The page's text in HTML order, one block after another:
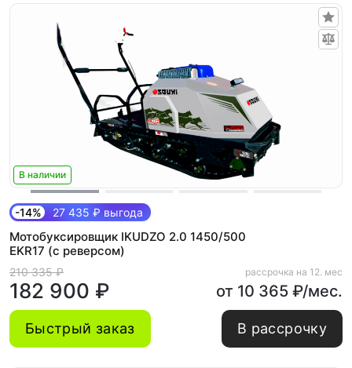
В наличии
-14% 27 435 ₽ выгода
Мотобуксировщик IKUDZO 2.0 1450/500
EKR17 (с реверсом)
210 335 ₽
182 900 ₽
рассрочка на 12. мес
от 10 365 ₽/мес.
Быстрый заказ В рассрочку